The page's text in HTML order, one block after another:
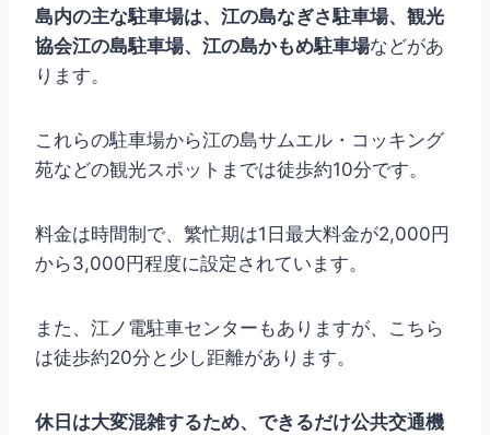
島内の主な駐車場は、江の島なぎさ駐車場、観光
協会江の島駐車場、江の島かもめ駐車場などがあ
ります。
これらの駐車場から江の島サムエル・コッキング
苑などの観光スポットまでは徒歩約10分です。
料金は時間制で、繁忙期は1日最大料金が2,000円
から3,000円程度に設定されています。
また、江ノ電駐車センターもありますが、こちら
は徒歩約20分と少し距離があります。
休日は大変混雑するため、できるだけ公共交通機